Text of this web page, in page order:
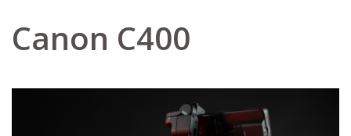
Canon C400